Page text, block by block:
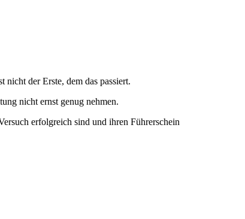
der Erste, dem das passiert.
nicht ernst genug nehmen.
erfolgreich sind und ihren Führerschein